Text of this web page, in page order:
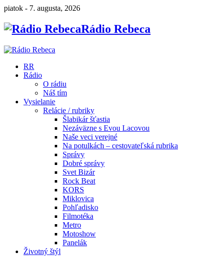
piatok - 7. augusta, 2026
Rádio Rebeca
RR
Rádio
O rádiu
Náš tím
Vysielanie
Relácie / rubriky
Šlabikár šťastia
Nezáväzne s Evou Lacovou
Naše veci verejné
Na potulkách – cestovateľská rubrika
Správy
Dobré správy
Svet Bizár
Rock Beat
KORS
Miklovica
Pohľadisko
Filmotéka
Metro
Motoshow
Panelák
Životný štýl